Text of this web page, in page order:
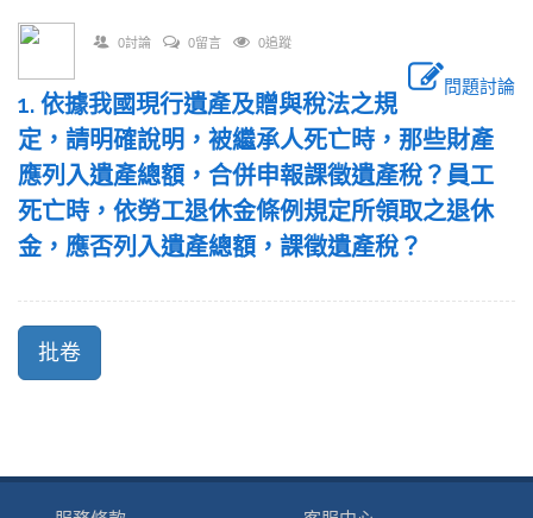
0討論 0留言 0追蹤
問題討論
1. 依據我國現行遺產及贈與稅法之規
定，請明確說明，被繼承人死亡時，那些財產
應列入遺產總額，合併申報課徵遺產稅？員工
死亡時，依勞工退休金條例規定所領取之退休
金，應否列入遺產總額，課徵遺產稅？